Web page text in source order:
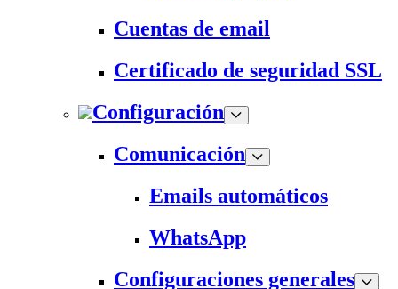
Cuentas de email
Certificado de seguridad SSL
Configuración
Comunicación
Emails automáticos
WhatsApp
Configuraciones generales